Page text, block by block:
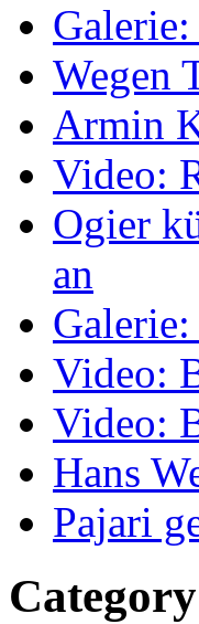
Wegen
Armin
Video:
Ogier
an
Video:
Video:
Hans
Pajari